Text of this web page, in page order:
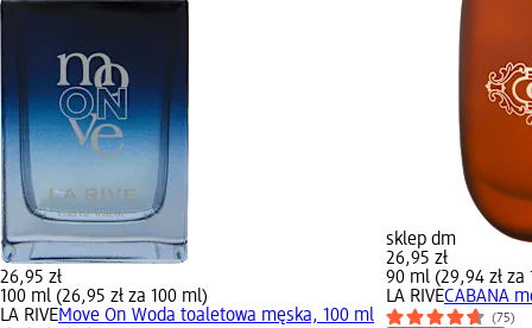
26,95 zł
100 ml (26,95 zł za 100 ml)
LA RIVEMove On Woda toaletowa męska, 100 ml
sklep dm
26,95 zł
90 ml (29,94 zł za
LA RIVECABANA
(75)